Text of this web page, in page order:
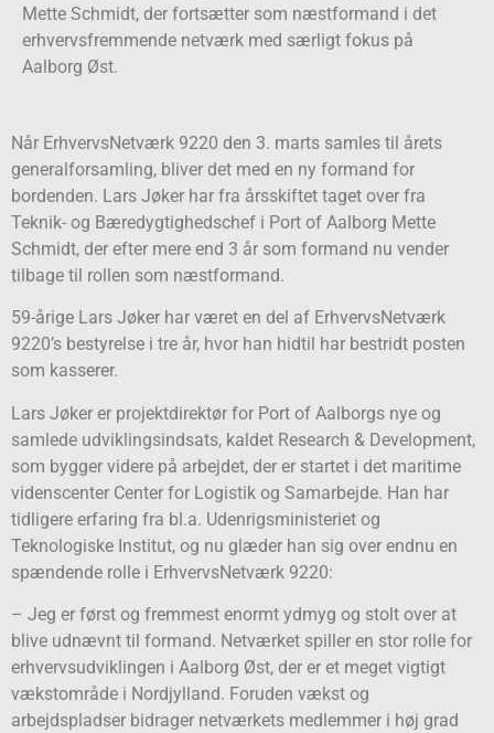
Mette Schmidt, der fortsætter som næstformand i det
erhvervsfremmende netværk med særligt fokus på
Aalborg Øst.
Når ErhvervsNetværk 9220 den 3. marts samles til årets
generalforsamling, bliver det med en ny formand for
bordenden. Lars Jøker har fra årsskiftet taget over fra
Teknik- og Bæredygtighedschef i Port of Aalborg Mette
Schmidt, der efter mere end 3 år som formand nu vender
tilbage til rollen som næstformand.
59-årige Lars Jøker har været en del af ErhvervsNetværk
9220’s bestyrelse i tre år, hvor han hidtil har bestridt posten
som kasserer.
Lars Jøker er projektdirektør for Port of Aalborgs nye og
samlede udviklingsindsats, kaldet Research & Development,
som bygger videre på arbejdet, der er startet i det maritime
videnscenter Center for Logistik og Samarbejde. Han har
tidligere erfaring fra bl.a. Udenrigsministeriet og
Teknologiske Institut, og nu glæder han sig over endnu en
spændende rolle i ErhvervsNetværk 9220:
– Jeg er først og fremmest enormt ydmyg og stolt over at
blive udnævnt til formand. Netværket spiller en stor rolle for
erhvervsudviklingen i Aalborg Øst, der er et meget vigtigt
vækstområde i Nordjylland. Foruden vækst og
arbejdspladser bidrager netværkets medlemmer i høj grad